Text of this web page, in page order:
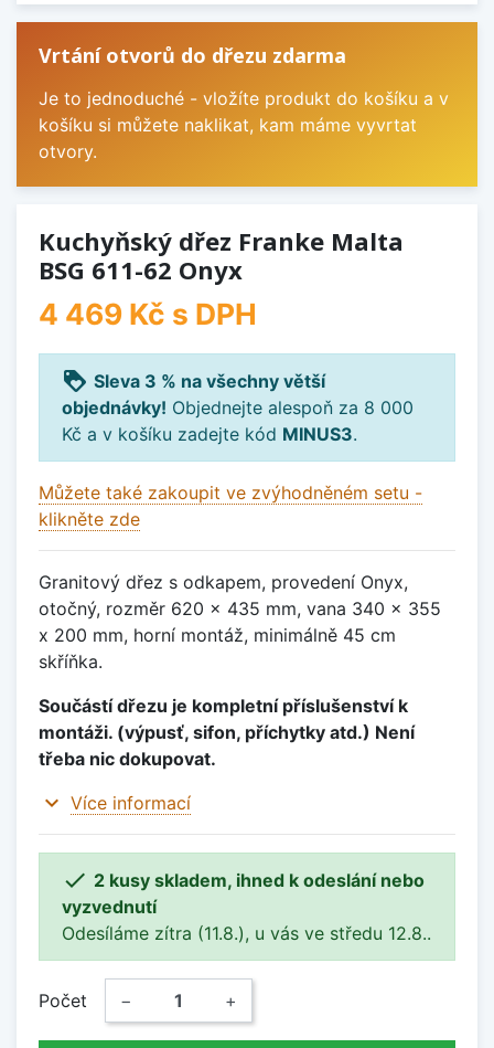
Vrtání otvorů do dřezu zdarma
Je to jednoduché - vložíte produkt do košíku a v
košíku si můžete naklikat, kam máme vyvrtat
otvory.
Kuchyňský dřez Franke Malta
BSG 611-62 Onyx
4 469 Kč s DPH
loyalty Sleva 3 % na všechny větší
objednávky! Objednejte alespoň za 8 000
Kč a v košíku zadejte kód MINUS3.
Můžete také zakoupit ve zvýhodněném setu -
klikněte zde
Granitový dřez s odkapem, provedení Onyx,
otočný, rozměr 620 x 435 mm, vana 340 x 355
x 200 mm, horní montáž, minimálně 45 cm
skříňka.
Součástí dřezu je kompletní příslušenství k
montáži. (výpusť, sifon, příchytky atd.) Není
třeba nic dokupovat.
expand_more Více informací
 2 kusy skladem, ihned k odeslání nebo
vyzvednutí
Odesíláme zítra (11.8.), u vás ve středu 12.8..
Počet − +